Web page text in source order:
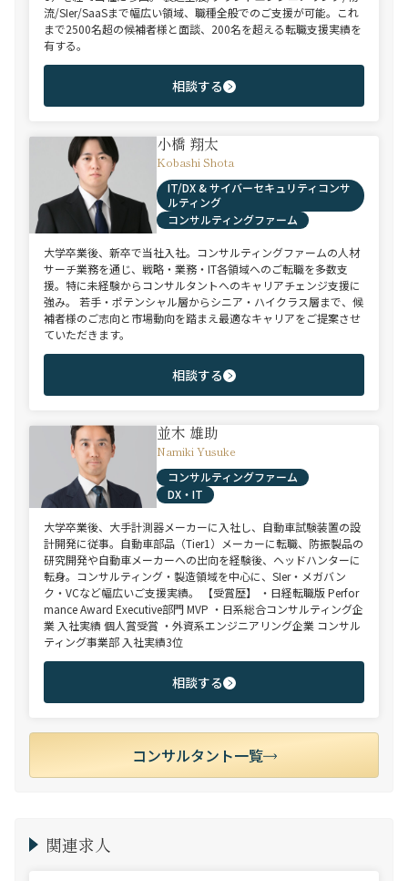
流/SIer/SaaSまで幅広い領域、職種全般でのご支援が可能。これ
まで2500名超の候補者様と面談、200名を超える転職支援実績を
有する。
相談する
小橋 翔太
Kobashi Shota
IT/DX & サイバーセキュリティコンサ
ルティング
コンサルティングファーム
大学卒業後、新卒で当社入社。コンサルティングファームの人材
サーチ業務を通じ、戦略・業務・IT各領域へのご転職を多数支
援。特に未経験からコンサルタントへのキャリアチェンジ支援に
強み。 若手・ポテンシャル層からシニア・ハイクラス層まで、候
補者様のご志向と市場動向を踏まえ最適なキャリアをご提案させ
ていただきます。
相談する
並木 雄助
Namiki Yusuke
コンサルティングファーム
DX・IT
大学卒業後、大手計測器メーカーに入社し、自動車試験装置の設
計開発に従事。自動車部品（Tier1）メーカーに転職、防振製品の
研究開発や自動車メーカーへの出向を経験後、ヘッドハンターに
転身。コンサルティング・製造領域を中心に、SIer・メガバン
ク・VCなど幅広いご支援実績。 【受賞歴】 ・日経転職版 Perfor
mance Award Executive部門 MVP ・日系総合コンサルティング企
業 入社実績 個人賞受賞 ・外資系エンジニアリング企業 コンサル
ティング事業部 入社実績3位
相談する
コンサルタント一覧
関連求人